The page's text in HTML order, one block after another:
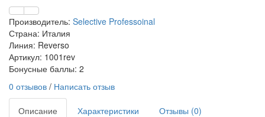
Производитель: Selective Professoinal
Страна: Италия
Линия: Reverso
Артикул: 1001rev
Бонусные баллы: 2
0 отзывов / Написать отзыв
Описание Характеристики Отзывы (0)